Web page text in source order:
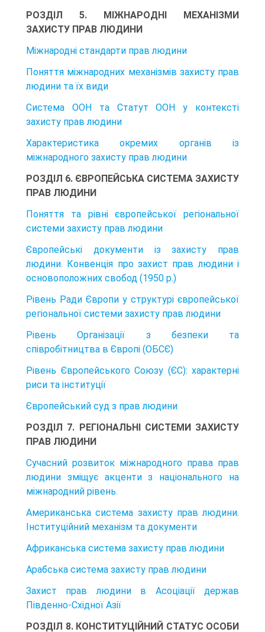
РОЗДІЛ 5. МІЖНАРОДНІ МЕХАНІЗМИ
ЗАХИСТУ ПРАВ ЛЮДИНИ
Міжнародні стандарти прав людини
Поняття міжнародних механізмів захисту прав
людини та їх види
Система ООН та Статут ООН у контексті
захисту прав людини
Характеристика окремих органів із
міжнародного захисту прав людини
РОЗДІЛ 6. ЄВРОПЕЙСЬКА СИСТЕМА ЗАХИСТУ
ПРАВ ЛЮДИНИ
Поняття та рівні європейської регіональної
системи захисту прав людини
Європейські документи із захисту прав
людини. Конвенція про захист прав людини і
основоположних свобод (1950 р.)
Рівень Ради Європи у структурі європейської
регіональної системи захисту прав людини
Рівень Організації з безпеки та
співробітництва в Європі (ОБСЄ)
Рівень Європейського Союзу (ЄС): характерні
риси та інституції
Європейський суд з прав людини
РОЗДІЛ 7. РЕГІОНАЛЬНІ СИСТЕМИ ЗАХИСТУ
ПРАВ ЛЮДИНИ
Сучасний розвиток міжнародного права прав
людини зміщує акценти з національного на
міжнародний рівень.
Американська система захисту прав людини.
Інституційний механізм та документи
Африканська система захисту прав людини
Арабська система захисту прав людини
Захист прав людини в Асоціації держав
Південно-Східної Азії
РОЗДІЛ 8. КОНСТИТУЦІЙНИЙ СТАТУС ОСОБИ